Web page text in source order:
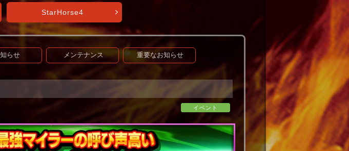
StarHorse4
らせ メンテナンス 重要なお知らせ
イベント